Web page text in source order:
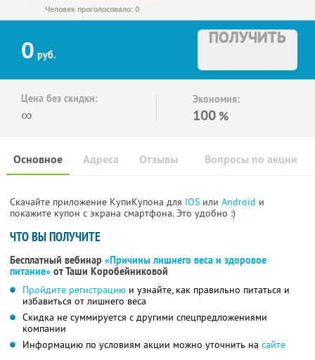
Человек проголосовало: 0
0 руб.
ПОЛУЧИТЬ
Цена без скидки:
∞
Экономия:
100 %
Основное Отзывы Вопросы по акции
Адреса
Скачайте приложение КупиКупона для IOS или Android и
покажите купон с экрана смартфона. Это удобно :)
ЧТО ВЫ ПОЛУЧИТЕ
Бесплатный вебинар «Причины лишнего веса и здоровое
питание» от Таши Коробейниковой
Пройдите регистрацию и узнайте, как правильно питаться и
избавиться от лишнего веса
Скидка не суммируется с другими спецпредложениями
компании
Информацию по условиям акции можно уточнить на сайте